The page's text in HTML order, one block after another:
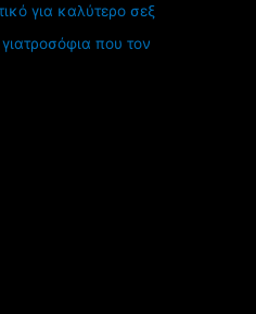
για καλύτερο σεξ
που τον